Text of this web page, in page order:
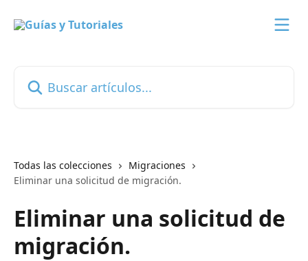
Todas las colecciones
Migraciones
Eliminar una solicitud de migración.
Eliminar una solicitud de
migración.